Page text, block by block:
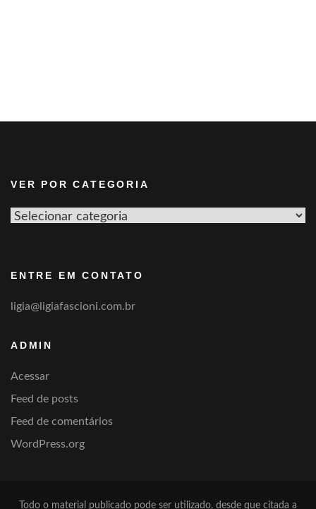
VER POR CATEGORIA
Ver
ENTRE EM CONTATO
ligia@ligiafascioni.com.br
ADMIN
Acessar
Feed de posts
Feed de comentários
WordPress.org
Todo o material publicado pode ser utilizado, desde que citada a